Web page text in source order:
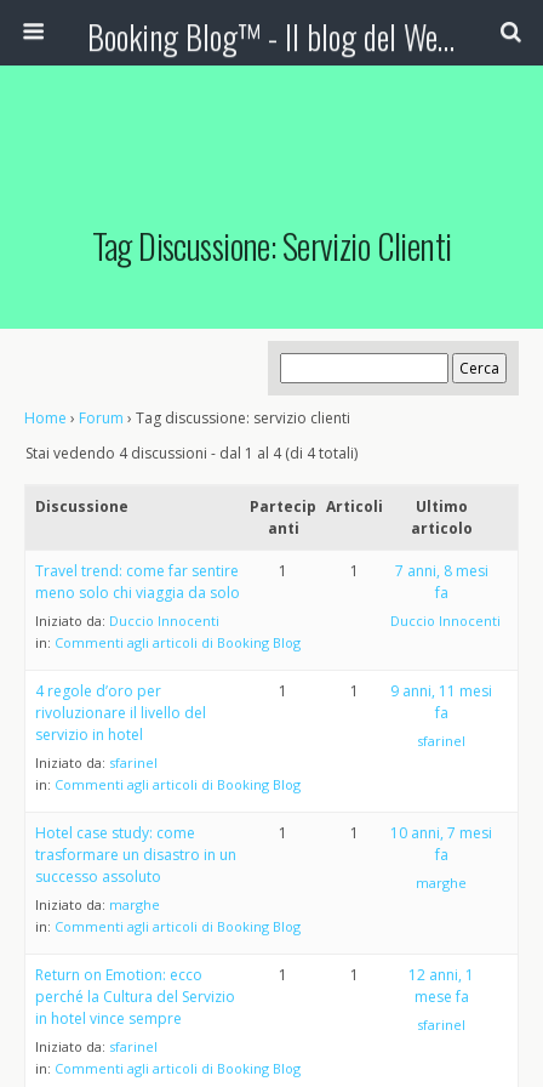
Booking Blog™ - Il blog del Web Marketing Turistico
Tag Discussione: Servizio Clienti
Home › Forum › Tag discussione: servizio clienti
Stai vedendo 4 discussioni - dal 1 al 4 (di 4 totali)
Discussione
Partecip
anti
Articoli
Ultimo
articolo
Travel trend: come far sentire
meno solo chi viaggia da solo
Iniziato da: Duccio Innocenti
in: Commenti agli articoli di Booking Blog
1 1
7 anni, 8 mesi
fa
Duccio Innocenti
4 regole d’oro per
rivoluzionare il livello del
servizio in hotel
Iniziato da: sfarinel
in: Commenti agli articoli di Booking Blog
1 1
9 anni, 11 mesi
fa
sfarinel
Hotel case study: come
trasformare un disastro in un
successo assoluto
Iniziato da: marghe
in: Commenti agli articoli di Booking Blog
1 1
10 anni, 7 mesi
fa
marghe
Return on Emotion: ecco
perché la Cultura del Servizio
in hotel vince sempre
Iniziato da: sfarinel
in: Commenti agli articoli di Booking Blog
1 1
12 anni, 1
mese fa
sfarinel